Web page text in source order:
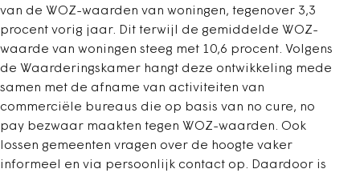
van de WOZ-waarden van woningen, tegenover 3,3
procent vorig jaar. Dit terwijl de gemiddelde WOZ-
waarde van woningen steeg met 10,6 procent. Volgens
de Waarderingskamer hangt deze ontwikkeling mede
samen met de afname van activiteiten van
commerciële bureaus die op basis van no cure, no
pay bezwaar maakten tegen WOZ-waarden. Ook
lossen gemeenten vragen over de hoogte vaker
informeel en via persoonlijk contact op. Daardoor is